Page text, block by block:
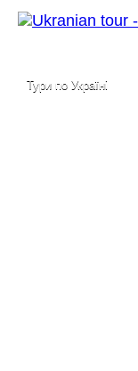
Тури по Україні